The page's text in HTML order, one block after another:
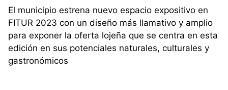
El municipio estrena nuevo espacio expositivo en
FITUR 2023 con un diseño más llamativo y amplio
para exponer la oferta lojeña que se centra en esta
edición en sus potenciales naturales, culturales y
gastronómicos